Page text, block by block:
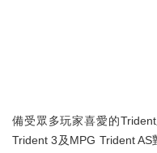
備受眾多玩家喜愛的
Trident 3及MPG Trident